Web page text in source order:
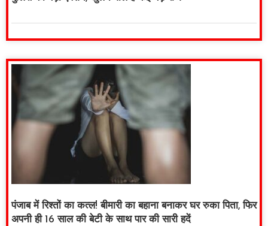
पंजाब में रिश्तों का कत्ल! बीमारी का बहाना बनाकर घर रुका पिता, फिर
अपनी ही 16 साल की बेटी के साथ पार की सारी हदें